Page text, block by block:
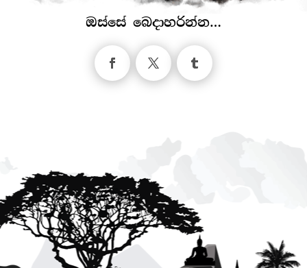
ඔස්සේ බෙදාහරින්න…